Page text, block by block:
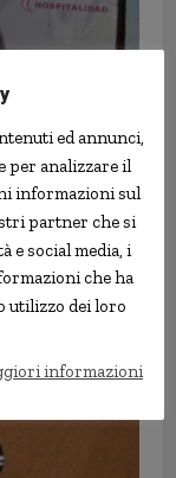
X-BOX 360
ed annunci,
per analizzare il
informazioni sul
partner che si
e social media, i
che ha
utilizzo dei loro
informazioni